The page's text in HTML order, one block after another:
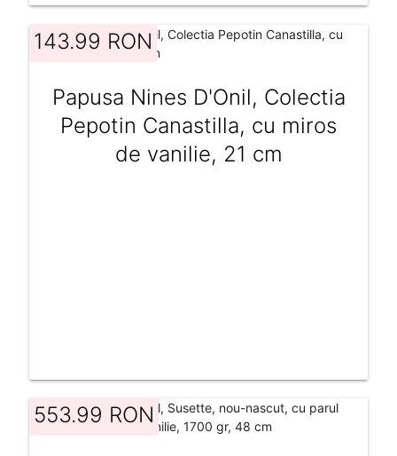
143.99 RON
Papusa Nines D'Onil, Colectia
Pepotin Canastilla, cu miros
de vanilie, 21 cm
553.99 RON